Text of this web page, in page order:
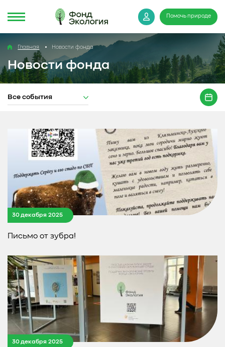
Помочь природе
Главная Новости фонда
Новости фонда
Все события
30 декабря 2025
Письмо от зубра!
30 декабря 2025